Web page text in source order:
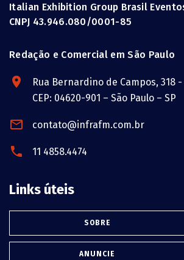
Italian Exhibition Group Brasil
CNPJ 43.946.080/0001-85
Redação e Comercial em São Paulo
Rua Bernardino de Campos, 318 -
CEP: 04620-901 – São Paulo – SP
contato@infrafm.com.br
11 4858.4474
Links úteis
SOBRE
ANUNCIE